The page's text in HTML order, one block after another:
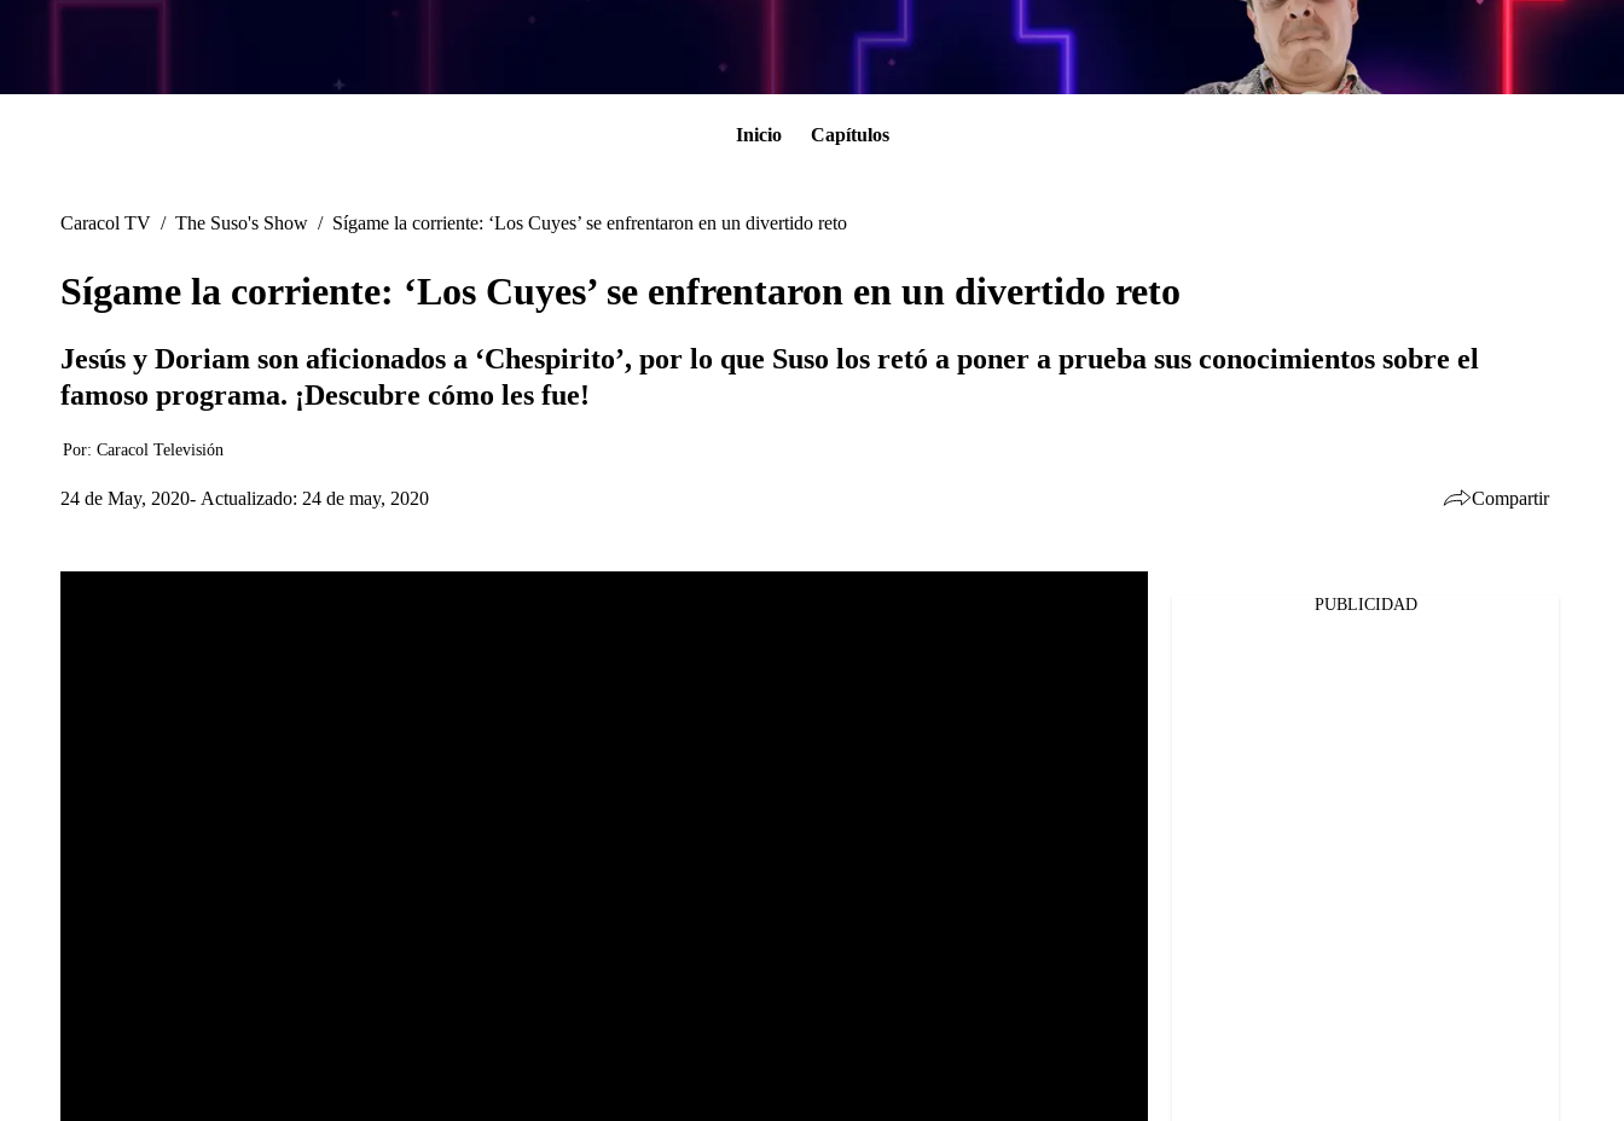
Inicio Capítulos
Caracol TV / The Suso's Show / Sígame la corriente: ‘Los Cuyes’ se enfrentaron en un divertido reto
Sígame la corriente: ‘Los Cuyes’ se enfrentaron en un divertido reto
Jesús y Doriam son aficionados a ‘Chespirito’, por lo que Suso los retó a poner a prueba sus conocimientos sobre el
famoso programa. ¡Descubre cómo les fue!
Por: Caracol Televisión
24 de May, 2020 Actualizado: 24 de may, 2020 Compartir
PUBLICIDAD